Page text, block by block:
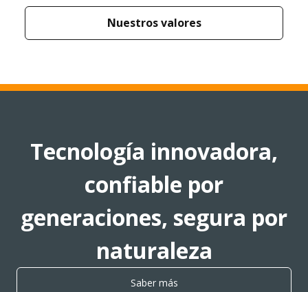
Nuestros valores
Tecnología innovadora,
confiable por
generaciones, segura por
naturaleza
Saber más